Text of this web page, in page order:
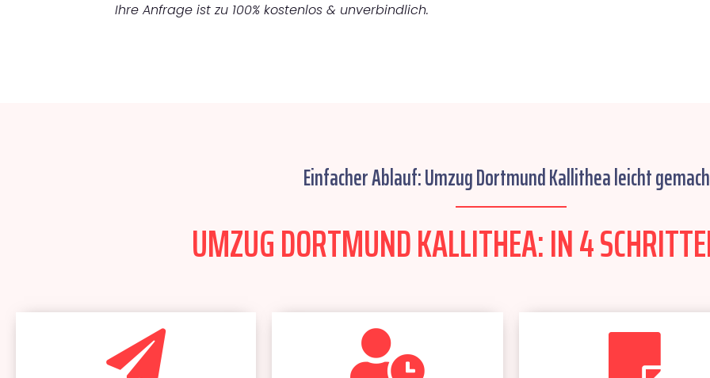
Ihre Anfrage ist zu 100% kostenlos & unverbindlich.
Einfacher Ablauf: Umzug Dortmund Kallithea leicht
UMZUG DORTMUND KALLITHEA: IN 4